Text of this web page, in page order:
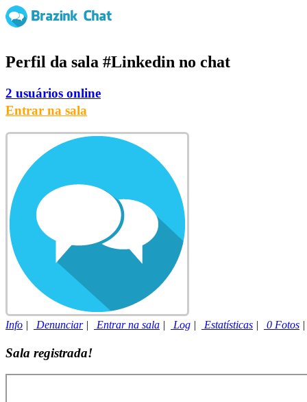
Perfil da sala #Linkedin no chat
2 usuários online
Entrar na sala
Info | Denunciar| Entrar na sala | Log | Estatísticas | 0 Fotos
Sala registrada!